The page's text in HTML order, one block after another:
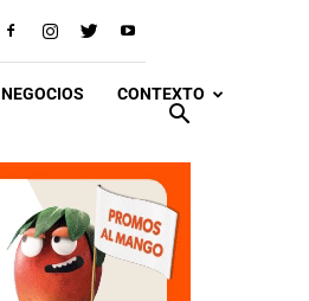
NEGOCIOS CONTEXTO